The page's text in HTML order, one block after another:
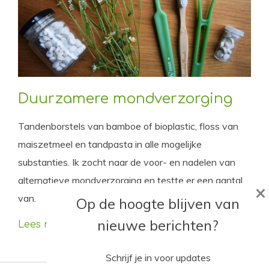
Duurzamere mondverzorging
Tandenborstels van bamboe of bioplastic, floss van
maiszetmeel en tandpasta in alle mogelijke
substanties. Ik zocht naar de voor- en nadelen van
alternatieve mondverzorging en testte er een aantal
van.
Lees meer
Op de hoogte blijven van
nieuwe berichten?
Schrijf je in voor updates
×